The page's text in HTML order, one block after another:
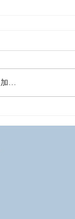
加…